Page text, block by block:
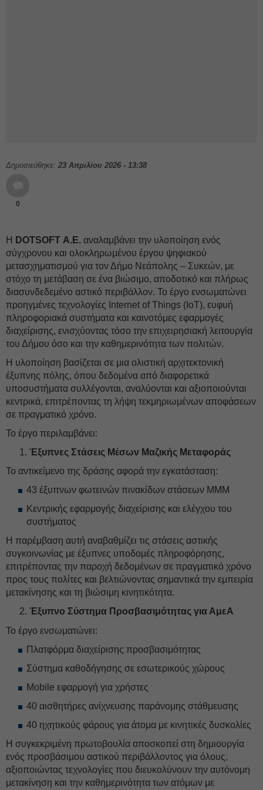
Δημοσιεύθηκε: 23 Απριλίου 2026 - 13:38
0
Η DOTSOFT Α.Ε. αναλαμβάνει την υλοποίηση ενός
σύγχρονου και ολοκληρωμένου έργου ψηφιακού
μετασχηματισμού για τον Δήμο Νεάπολης – Συκεών, με
στόχο τη μετάβαση σε ένα βιώσιμο, αποδοτικό και πλήρως
διασυνδεδεμένο αστικό περιβάλλον. Το έργο ενσωματώνει
προηγμένες τεχνολογίες Internet of Things (IoT), ευφυή
πληροφοριακά συστήματα και καινοτόμες εφαρμογές
διαχείρισης, ενισχύοντας τόσο την επιχειρησιακή λειτουργία
του Δήμου όσο και την καθημερινότητα των πολιτών.
Η υλοποίηση βασίζεται σε μια ολιστική αρχιτεκτονική
έξυπνης πόλης, όπου δεδομένα από διαφορετικά
υποσυστήματα συλλέγονται, αναλύονται και αξιοποιούνται
κεντρικά, επιτρέποντας τη λήψη τεκμηριωμένων αποφάσεων
σε πραγματικό χρόνο.
Το έργο περιλαμβάνει:
Έξυπνες Στάσεις Μέσων Μαζικής Μεταφοράς
Το αντικείμενο της δράσης αφορά την εγκατάσταση:
43 έξυπνων φωτεινών πινακίδων στάσεων ΜΜΜ
Κεντρικής εφαρμογής διαχείρισης και ελέγχου του
συστήματος
Η παρέμβαση αυτή αναβαθμίζει τις στάσεις αστικής
συγκοινωνίας με έξυπνες υποδομές πληροφόρησης,
επιτρέποντας την παροχή δεδομένων σε πραγματικό χρόνο
προς τους πολίτες και βελτιώνοντας σημαντικά την εμπειρία
μετακίνησης και τη βιώσιμη κινητικότητα.
Έξυπνο Σύστημα Προσβασιμότητας για ΑμεΑ
Το έργο ενσωματώνει:
Πλατφόρμα διαχείρισης προσβασιμότητας
Σύστημα καθοδήγησης σε εσωτερικούς χώρους
Mobile εφαρμογή για χρήστες
40 αισθητήρες ανίχνευσης παράνομης στάθμευσης
40 ηχητικούς φάρους για άτομα με κινητικές δυσκολίες
Η συγκεκριμένη πρωτοβουλία αποσκοπεί στη δημιουργία
ενός προσβάσιμου αστικού περιβάλλοντος για όλους,
αξιοποιώντας τεχνολογίες που διευκολύνουν την αυτόνομη
μετακίνηση και την καθημερινότητα των ατόμων με